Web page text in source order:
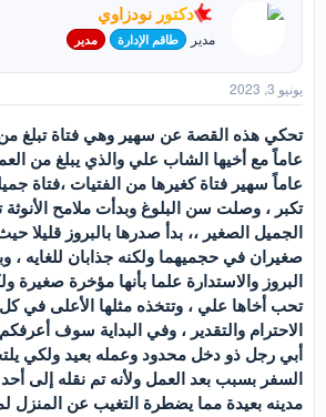
م
و
ع
ل
ب
د
ء
دكتور نودزاوي
مدير طاقم الإدارة مدير
يونيو 3, 2023
عاماً سهير فتاة كغيرها من الفتيات ،فتاة
تكبر ، وصلت سن البلوغ وبدأت ملامح
الجميل الصغير ،، بدأ صدرها بالبروز قليلا
صغيران في حجميهما ولكنه جذابان للغايه ،
البروز والاستدارة علما بأنها مؤخرة صغيرة
تحب أخاها علي ، وتتخذه مثلها الأعلى في
الاحترام والتقدير ، وفي البداية سوف
أبي رجل ذو دخل محدود وعمله بعيد ولكي
السفر بسبب بعد العمل ولأنه تم نقله إلى
مدينه بعيدة مما يضطرة التغيب عن المنزل